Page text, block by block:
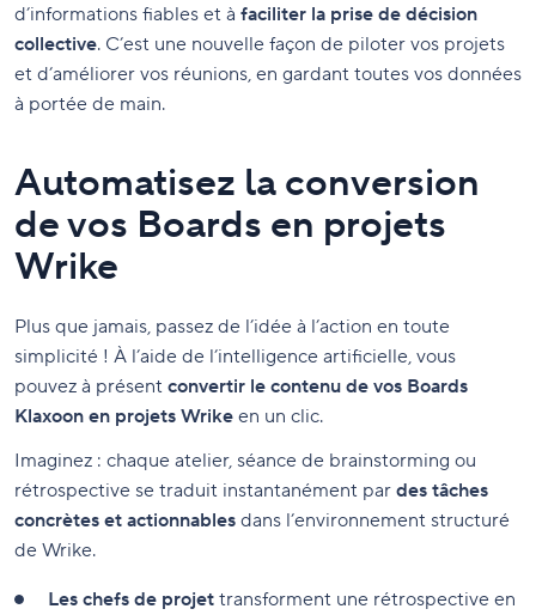
d’informations fiables et à faciliter la prise de décision
collective. C’est une nouvelle façon de piloter vos projets
et d’améliorer vos réunions, en gardant toutes vos données
à portée de main.
Automatisez la conversion
de vos Boards en projets
Wrike
Plus que jamais, passez de l’idée à l’action en toute
simplicité ! À l’aide de l’intelligence artificielle, vous
pouvez à présent convertir le contenu de vos Boards
Klaxoon en projets Wrike en un clic.
Imaginez : chaque atelier, séance de brainstorming ou
rétrospective se traduit instantanément par des tâches
concrètes et actionnables dans l’environnement structuré
de Wrike.
Les chefs de projet transforment une rétrospective en